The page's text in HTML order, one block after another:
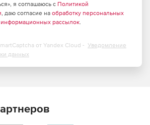
Exchange доступен как
SMTP для защиты внутренней и
я соглашаюсь с Политикой
, даю согласие на обработку персональных
рассылок.
от Yandex Cloud - Уведомление
данных